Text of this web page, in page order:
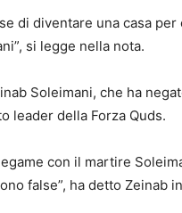
di diventare una casa per
si legge nella nota.
Soleimani, che ha
leader della Forza Quds.
con il martire
false”, ha detto Zeinab